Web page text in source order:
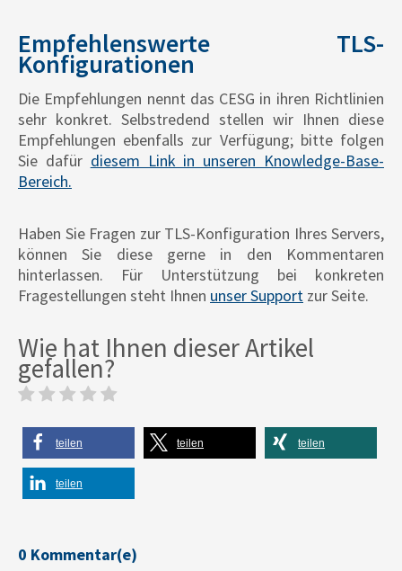
Empfehlenswerte TLS-
Konfigurationen
Die Empfehlungen nennt das CESG in ihren Richtlinien
sehr konkret. Selbstredend stellen wir Ihnen diese
Empfehlungen ebenfalls zur Verfügung; bitte folgen
Sie dafür diesem Link in unseren Knowledge-Base-
Bereich.
Haben Sie Fragen zur TLS-Konfiguration Ihres Servers,
können Sie diese gerne in den Kommentaren
hinterlassen. Für Unterstützung bei konkreten
Fragestellungen steht Ihnen unser Support zur Seite.
Wie hat Ihnen dieser Artikel
gefallen?
teilen teilen teilen
teilen
0 Kommentar(e)